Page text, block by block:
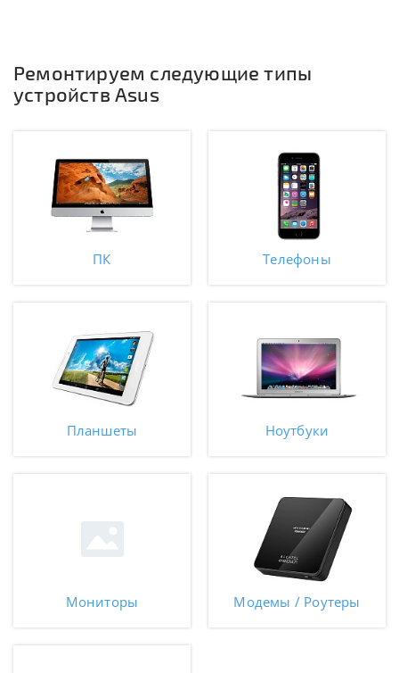
Ремонтируем следующие типы
устройств Asus
ПК Телефоны
Планшеты Ноутбуки
Мониторы Модемы / Роутеры